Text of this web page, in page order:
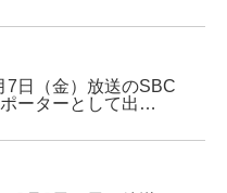
7日（金）放送のSBC
ーターとして出…